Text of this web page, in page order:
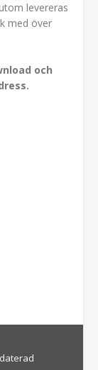
levereras
med över
och